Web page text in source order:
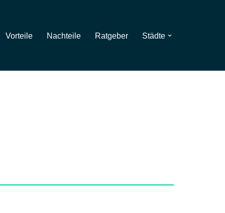
Vorteile Nachteile Ratgeber Städte